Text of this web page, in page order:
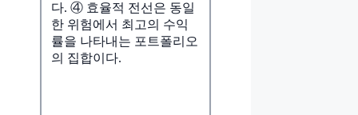
다. ④ 효율적 전선은 동일
한 위험에서 최고의 수익
률을 나타내는 포트폴리오
의 집합이다.